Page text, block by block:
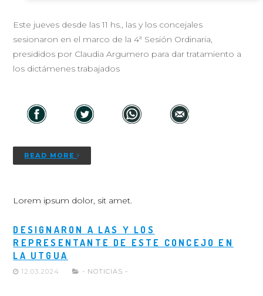
Este jueves desde las 11 hs., las y los concejales
sesionaron en el marco de la 4ª Sesión Ordinaria,
presididos por Claudia Argumero para dar tratamiento a
los dictámenes trabajados
READ MORE
Lorem ipsum dolor, sit amet.
DESIGNARON A LAS Y LOS
REPRESENTANTE DE ESTE CONCEJO EN
LA UTGUA
12.03.2024 - NOTICIAS -